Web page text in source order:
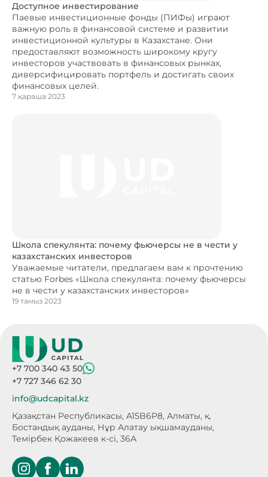
Доступное инвестирование
Паевые инвестиционные фонды (ПИФы) играют
важную роль в финансовой системе и развитии
инвестиционной культуры в Казахстане. Они
предоставляют возможность широкому кругу
инвесторов участвовать в финансовых рынках,
диверсифицировать портфель и достигать своих
финансовых целей.
7 қараша 2023
Школа спекулянта: почему фьючерсы не в чести у
казахстанских инвесторов
Уважаемые читатели, предлагаем вам к прочтению
статью Forbes «Школа спекулянта: почему фьючерсы
не в чести у казахстанских инвесторов»
19 тамыз 2023
+7 700 340 43 50
+7 727 346 62 30
info@udcapital.kz
Қазақстан Республикасы, A15B6P8, Алматы, қ.
Бостандық ауданы, Нұр Алатау ықшамауданы,
Темірбек Қожакеев к-сі, 36А